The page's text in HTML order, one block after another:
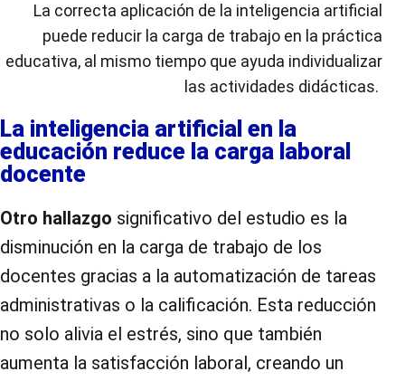
La correcta aplicación de la inteligencia artificial
puede reducir la carga de trabajo en la práctica
educativa, al mismo tiempo que ayuda individualizar
las actividades didácticas.
La inteligencia artificial en la
educación reduce la carga laboral
docente
Otro hallazgo significativo del estudio es la
disminución en la carga de trabajo de los
docentes gracias a la automatización de tareas
administrativas o la calificación. Esta reducción
no solo alivia el estrés, sino que también
aumenta la satisfacción laboral, creando un